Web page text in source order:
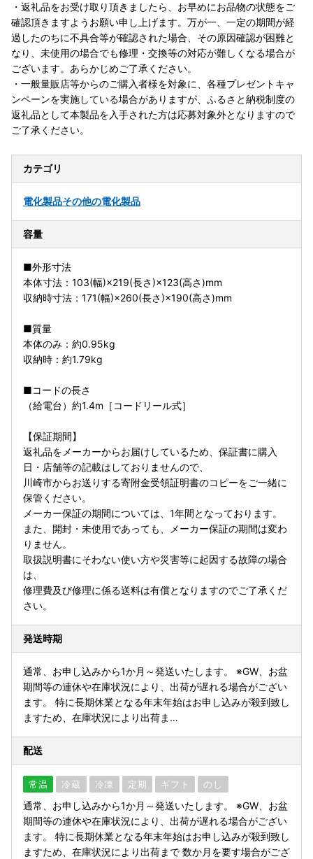
・返礼品をお受け取り頂きましたら、お早めにお品物の状態をご
確認頂きますようお願い申し上げます。万が一、一定の期間が経
過したのちに不具合等が確認された場合、その原因確認が困難と
なり、未使用の場合でも修理・交換等の対応が難しくなる場合が
ございます。あらかじめご了承ください。
・一般量販店等からのご購入者様を対象に、各種プレゼントキャ
ンペーンを実施している場合がありますが、ふるさと納税制度の
返礼品として本製品を入手された方は応募対象外となりますので
ご了承ください。
カテゴリ
電化製品その他の電化製品
容量
■外形寸法
本体寸法：103(幅)×219(長さ)×123(高さ)mm
収納時寸法：171(幅)×260(長さ)×190(高さ)mm
■質量
本体のみ：約0.95kg
収納時：約1.79kg
■コードの長さ
（給電台）約1.4m［コードリール式］
【保証期間】
返礼品をメーカーからお届けしているため、保証書に購入
日・店舗等の記載はしておりませんので、
川崎市からお送りする寄附金受領証明書のコピーをご一緒に
保管ください。
メーカー保証の期間については、1年間となっております。
また、開封・未使用であっても、メーカー保証の期間は変わ
りません。
取扱説明書にそわない使い方や災害等に起因する故障の場合
は、
修理費及び修理に係る送料は有償となりますのでご了承くだ
さい。
発送時期
通常、お申し込みから1か月～発送いたします。 ※GW、お盆
期間等の連休や在庫状況により、出荷が遅れる場合がござい
ます。 特に長期休業となる年末年始はお申し込みが殺到致し
ますため、在庫状況により出荷ま…
配送
常温 冷蔵 冷凍 定期 ギフト のし
通常、お申し込みから1か月～発送いたします。 ※GW、お盆
期間等の連休や在庫状況により、出荷が遅れる場合がござい
ます。 特に長期休業となる年末年始はお申し込みが殺到致し
ますため、在庫状況により出荷まで 数か月を要す場合がござ